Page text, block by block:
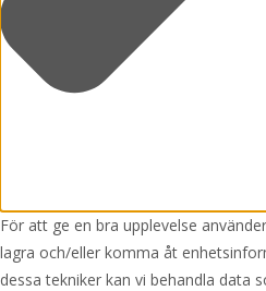
För att ge en bra upplevelse
lagra och/eller komma åt
dessa tekniker kan vi behandla data